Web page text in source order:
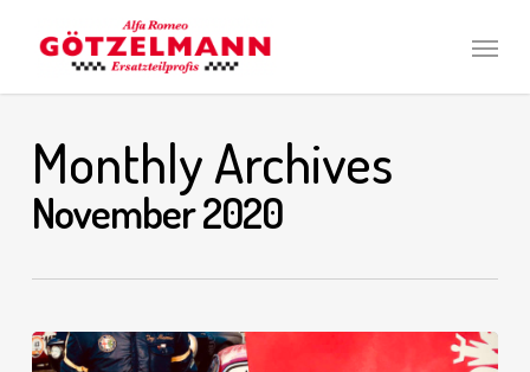
Menu
Monthly Archives
November 2020